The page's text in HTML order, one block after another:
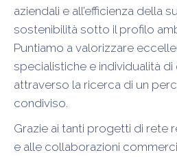
aziendali e all’efficienza della
sostenibilità sotto il profilo
Puntiamo a valorizzare
specialistiche e individualità di
attraverso la ricerca di un
condiviso.
Grazie ai tanti progetti di rete
e alle collaborazioni